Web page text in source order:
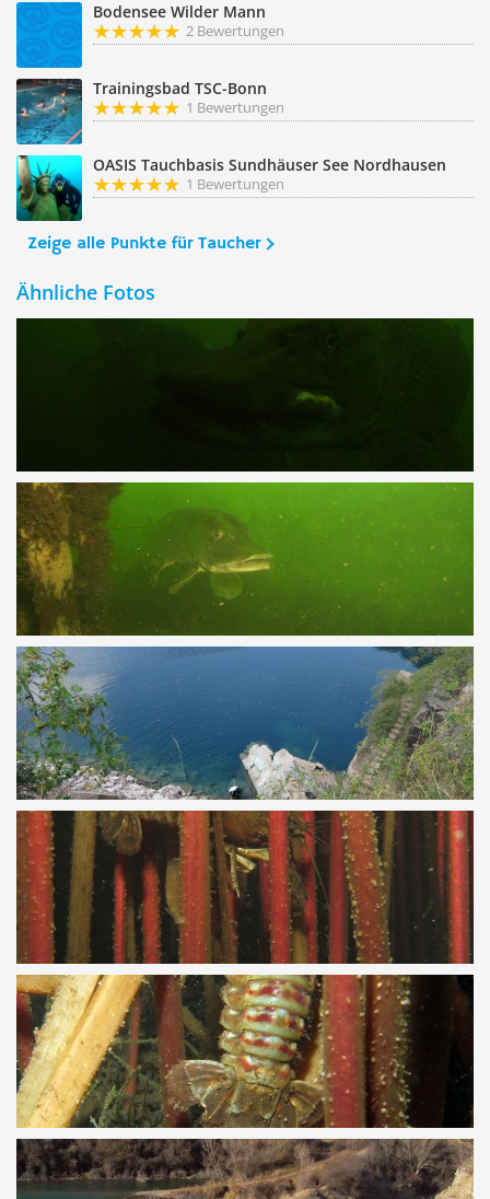
Bodensee Wilder Mann
2 Bewertungen
Trainingsbad TSC-Bonn
1 Bewertungen
OASIS Tauchbasis Sundhäuser See Nordhausen
1 Bewertungen
Zeige alle Punkte für Taucher
Ähnliche Fotos